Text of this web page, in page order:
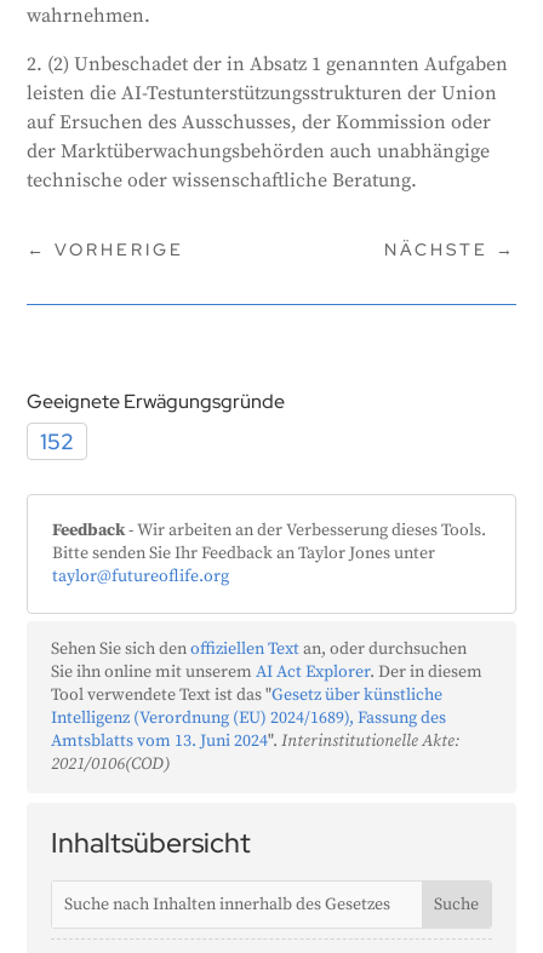
Inhaltsübersicht
wahrnehmen.
2. (2) Unbeschadet der in Absatz 1 genannten Aufgaben
leisten die AI-Testunterstützungsstrukturen der Union
auf Ersuchen des Ausschusses, der Kommission oder
der Marktüberwachungsbehörden auch unabhängige
technische oder wissenschaftliche Beratung.
←VORHERIGE NÄCHSTE →
Geeignete Erwägungsgründe
152
Feedback- Wir arbeiten an der Verbesserung dieses Tools.
Bitte senden Sie Ihr Feedback an Taylor Jones unter
taylor@futureoflife.org
Sehen Sie sich denoffiziellen Textan, oder durchsuchen
Sie ihn online mit unseremAI Act Explorer. Der in diesem
Tool verwendete Text ist das "Gesetz über künstliche
Intelligenz (Verordnung (EU) 2024/1689), Fassung des
Amtsblatts vom 13. Juni 2024".Interinstitutionelle Akte:
2021/0106(COD)